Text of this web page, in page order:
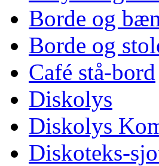
Borde og
Borde og
Café stå-bord
Diskolys
Diskolys
Diskoteks-